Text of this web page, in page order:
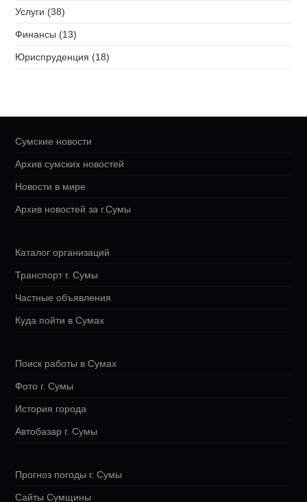
Услуги (38)
Финансы (13)
Юриспруденция (18)
Сумские новости
Архив сумских новостей
Новости в мире
Архив новостей за г.Сумы
Каталог организаций
Транспорт г. Сумы
Частные объявления
Куда пойти в Сумах
Поиск работы в Сумах
Фото г. Сумы
История города
Автобазар г. Сумы
Прогноз погоды г. Сумы
Сайты Сумщины